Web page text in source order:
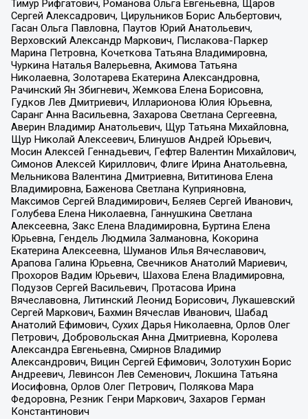
Тимур Рифгатович, Романова Ольга Евгеньевна, Щаров
Сергей Алексадрович, Цирульников Борис Альбертович,
Гасан Ольга Павловна, Паутов Юрий Анатольевич,
Верховский Александр Маркович, Пислакова-Паркер
Марина Петровна, Кочеткова Татьяна Владимировна,
Чуркина Наталья Валерьевна, Акимова Татьяна
Николаевна, Золотарева Екатерина Александровна,
Рачинский Ян Збигневич, Жемкова Елена Борисовна,
Гудков Лев Дмитриевич, Илларионова Юлия Юрьевна,
Саранг Анна Васильевна, Захарова Светлана Сергеевна,
Аверин Владимир Анатольевич, Щур Татьяна Михайловна,
Щур Николай Алексеевич, Блинушов Андрей Юрьевич,
Мосин Алексей Геннадьевич, Гефтер Валентин Михайлович,
Симонов Алексей Кириллович, Флиге Ирина Анатольевна,
Мельникова Валентина Дмитриевна, Вититинова Елена
Владимировна, Баженова Светлана Куприяновна,
Максимов Сергей Владимирович, Беляев Сергей Иванович,
Голубева Елена Николаевна, Ганнушкина Светлана
Алексеевна, Закс Елена Владимировна, Буртина Елена
Юрьевна, Гендель Людмила Залмановна, Кокорина
Екатерина Алексеевна, Шуманов Илья Вячеславович,
Арапова Галина Юрьевна, Свечников Анатолий Мариевич,
Прохоров Вадим Юрьевич, Шахова Елена Владимировна,
Подузов Сергей Васильевич, Протасова Ирина
Вячеславовна, Литинский Леонид Борисович, Лукашевский
Сергей Маркович, Бахмин Вячеслав Иванович, Шабад
Анатолий Ефимович, Сухих Дарья Николаевна, Орлов Олег
Петрович, Добровольская Анна Дмитриевна, Королева
Александра Евгеньевна, Смирнов Владимир
Александрович, Вицин Сергей Ефимович, Золотухин Борис
Андреевич, Левинсон Лев Семенович, Локшина Татьяна
Иосифовна, Орлов Олег Петрович, Полякова Мара
Федоровна, Резник Генри Маркович, Захаров Герман
Константинович